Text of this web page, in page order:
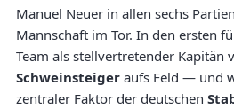
Manuel Neuer in allen sechs
Mannschaft im Tor. In den ersten
Team als stellvertretender Kapitän
Schweinsteiger aufs Feld — und
zentraler Faktor der deutschen